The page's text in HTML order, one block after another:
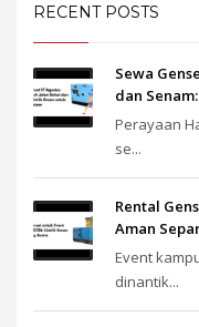
RECENT POSTS
Sewa
dan
Perayaan
se...
Rental
Aman
Event
dinantik...